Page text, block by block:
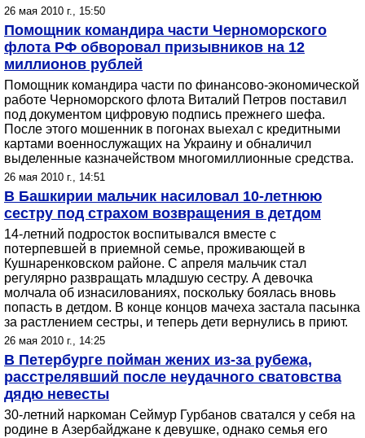
26 мая 2010 г., 15:50
Помощник командира части Черноморского
флота РФ обворовал призывников на 12
миллионов рублей
Помощник командира части по финансово-экономической
работе Черноморского флота Виталий Петров поставил
под документом цифровую подпись прежнего шефа.
После этого мошенник в погонах выехал с кредитными
картами военнослужащих на Украину и обналичил
выделенные казначейством многомиллионные средства.
26 мая 2010 г., 14:51
В Башкирии мальчик насиловал 10-летнюю
сестру под страхом возвращения в детдом
14-летний подросток воспитывался вместе с
потерпевшей в приемной семье, проживающей в
Кушнаренковском районе. С апреля мальчик стал
регулярно развращать младшую сестру. А девочка
молчала об изнасилованиях, поскольку боялась вновь
попасть в детдом. В конце концов мачеха застала пасынка
за растлением сестры, и теперь дети вернулись в приют.
26 мая 2010 г., 14:25
В Петербурге пойман жених из-за рубежа,
расстрелявший после неудачного сватовства
дядю невесты
30-летний наркоман Сеймур Гурбанов сватался у себя на
родине в Азербайджане к девушке, однако семья его